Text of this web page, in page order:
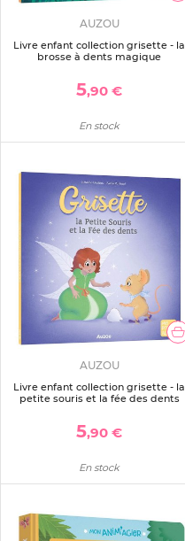
AUZOU
Livre enfant collection grisette - la
brosse à dents magique
5,90 €
En stock
AUZOU
Livre enfant collection grisette - la
petite souris et la fée des dents
5,90 €
En stock